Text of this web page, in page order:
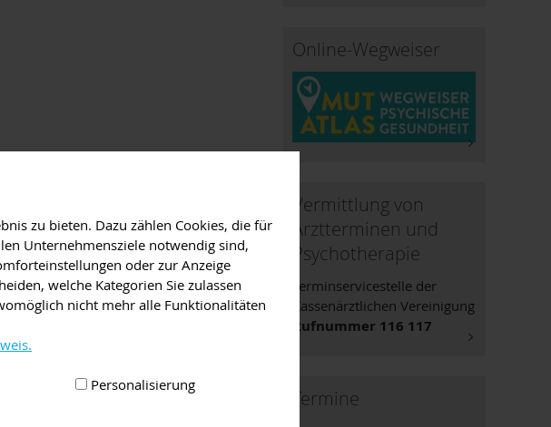
zu bieten. Dazu zählen Cookies, die für
Unternehmensziele notwendig sind,
oder zur Anzeige
welche Kategorien Sie zulassen
nicht mehr alle Funktionalitäten
Personalisierung
Online-Wegweiser
Vermittlung von
Arztterminen und
Psychotherapie
Terminservicestelle der
Kassenärztlichen Vereinigung
Rufnummer 116 117
Termine